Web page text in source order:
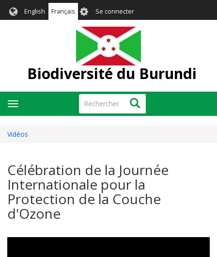
English Français User
account
menu
Se connecter
Biodiversité du Burundi
Rechercher Rechercher
Toggle
navigation
Vidéos
Célébration de la Journée
Internationale pour la
Protection de la Couche
d'Ozone